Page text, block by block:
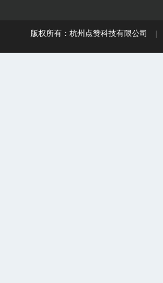
版权所有：杭州点赞科技有限公司